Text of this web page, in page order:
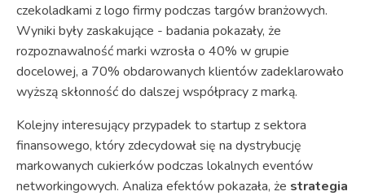
czekoladkami z logo firmy podczas targów branżowych.
Wyniki były zaskakujące - badania pokazały, że
rozpoznawalność marki wzrosła o 40% w grupie
docelowej, a 70% obdarowanych klientów zadeklarowało
wyższą skłonność do dalszej współpracy z marką.
Kolejny interesujący przypadek to startup z sektora
finansowego, który zdecydował się na dystrybucję
markowanych cukierków podczas lokalnych eventów
networkingowych. Analiza efektów pokazała, że strategia